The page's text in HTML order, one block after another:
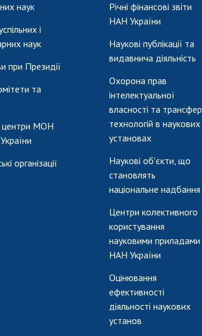
наук
і
наук
при Президії
та
центри МОН
організації
Річні фінансові звіти
НАН України
Наукові публікації та
видавнича діяльність
Охорона прав
інтелектуальної
власності та трансфер
технологій в наукових
установах
Наукові об'єкти, що
становлять
національне надбання
Центри колективного
користування
науковими приладами
НАН України
Оцінювання
ефективності
діяльності наукових
установ